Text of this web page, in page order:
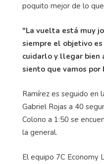
poquito mejor de lo
"La vuelta está muy
siempre el objetivo
cuidarlo y llegar bien
siento que vamos por
Ramírez es seguido en
Gabriel Rojas a 40
Colono a 1:50 se
la general.
El equipo 7C Economy